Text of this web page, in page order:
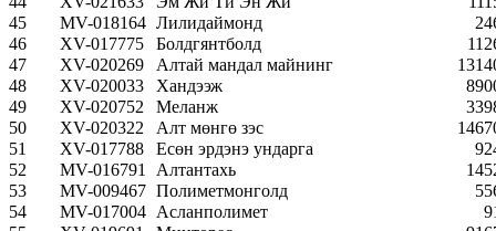
45
MV-018164 Лилидаймонд
46
XV-017775 Болдгянтболд
47
XV-020269 Алтай мандал майнинг
48
XV-020033 Хандээж
49
XV-020752 Меланж
50
XV-020322 Алт мөнгө зэс
51
XV-017788 Есөн эрдэнэ ундарга
52
MV-016791 Алтантахь
53
MV-009467 Полиметмонголд
54
MV-017004 Асланполимет